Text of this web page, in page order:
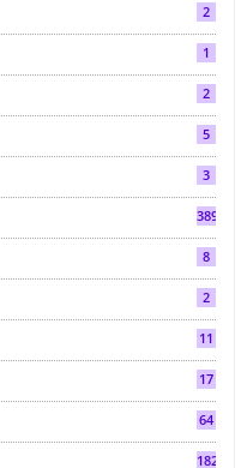
2
1
2
5
3
3892
8
2
11
17
64
182